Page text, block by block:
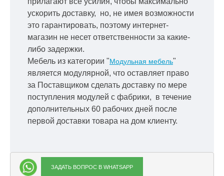
ускорить доставку, но, не имея возможности
это гарантировать, поэтому интернет-
магазин не несет ответственности за какие-
либо задержки.
Мебель из категории "Модульная мебель"
является модулярной, что оставляет право
за Поставщиком сделать доставку по мере
поступления модулей с фабрики, в течение
дополнительных 60 рабочих дней после
первой доставки товара на дом клиенту.
ЗАДАТЬ ВОПРОС В WHATSAPP